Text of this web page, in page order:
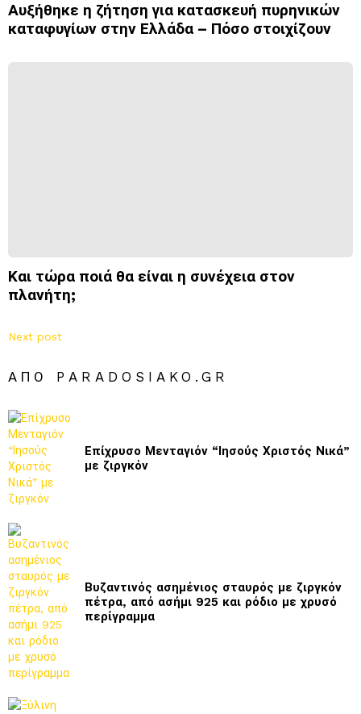
Αυξήθηκε η ζήτηση για κατασκευή πυρηνικών
καταφυγίων στην Ελλάδα – Πόσο στοιχίζουν
Και τώρα ποιά θα είναι η συνέχεια στον
πλανήτη;
Next post
ΑΠΌ PARADOSIAKO.GR
Επίχρυσο Μενταγιόν “Ιησούς Χριστός Νικά”
με ζιργκόν
Βυζαντινός ασημένιος σταυρός με ζιργκόν
πέτρα, από ασήμι 925 και ρόδιο με χρυσό
περίγραμμα